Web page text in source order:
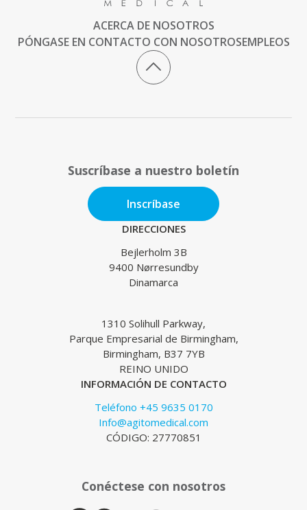
ACERCA DE NOSOTROS
PÓNGASE EN CONTACTO CON NOSOTROSEMPLEOS
Suscríbase a nuestro boletín
Inscríbase
DIRECCIONES
Bejlerholm 3B
9400 Nørresundby
Dinamarca
1310 Solihull Parkway,
Parque Empresarial de Birmingham,
Birmingham, B37 7YB
REINO UNIDO
INFORMACIÓN DE CONTACTO
Teléfono +45 9635 0170
Info@agitomedical.com
CÓDIGO: 27770851
Conéctese con nosotros